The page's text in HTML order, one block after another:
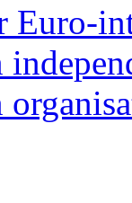
Euro-